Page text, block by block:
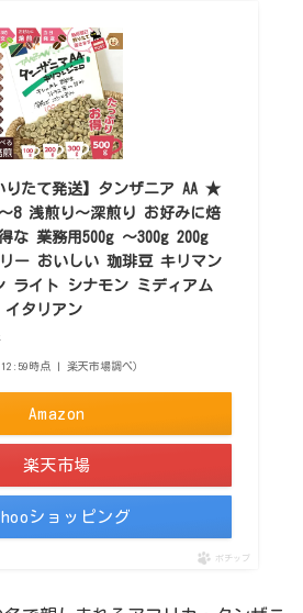
りたて発送】タンザニア AA ★
8 浅煎り〜深煎り お好みに焙
な 業務用500g 〜300g 200g
ー おいしい 珈琲豆 キリマン
ライト シナモン ミディアム
タリアン
12:59時点 | 楽天市場調べ）
Amazon
楽天市場
ショッピング
ポチップ